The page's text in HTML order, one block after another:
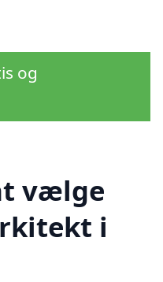
og
vælge
i